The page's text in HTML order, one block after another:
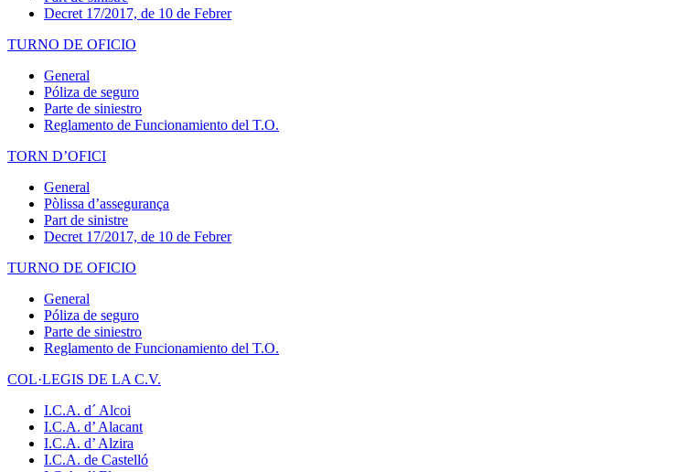
Decret 17/2017, de 10 de Febrer
TURNO DE OFICIO
General
Póliza de seguro
Parte de siniestro
Reglamento de Funcionamiento del T.O.
TORN D’OFICI
General
Pòlissa d’assegurança
Part de sinistre
Decret 17/2017, de 10 de Febrer
TURNO DE OFICIO
General
Póliza de seguro
Parte de siniestro
Reglamento de Funcionamiento del T.O.
COL·LEGIS DE LA C.V.
I.C.A. d´ Alcoi
I.C.A. d’ Alacant
I.C.A. d’ Alzira
I.C.A. de Castelló